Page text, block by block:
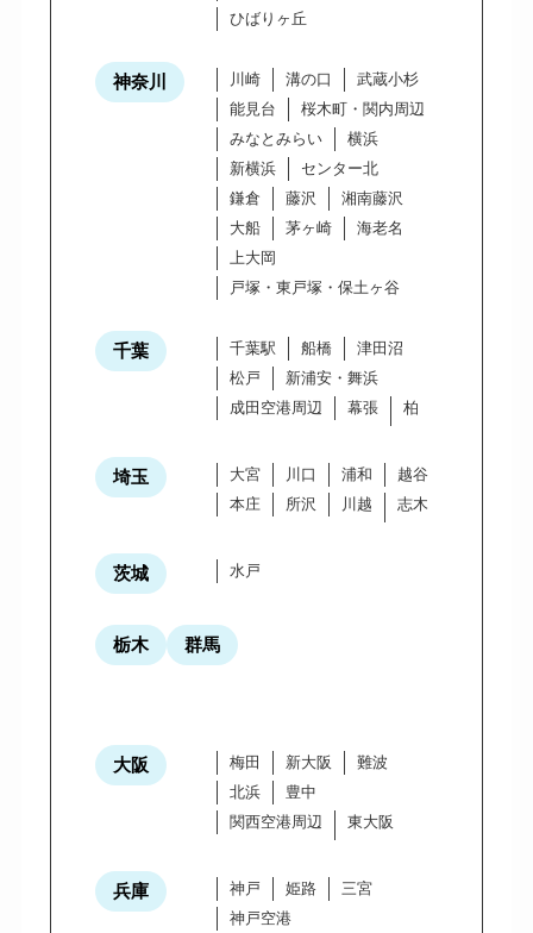
ひばりヶ丘
神奈川 川崎 溝の口
武蔵小杉
能見台
桜木町・関内周辺
みなとみらい
横浜
新横浜
センター北
鎌倉
藤沢
湘南藤沢
大船
茅ヶ崎
海老名
上大岡
戸塚・東戸塚・保土ヶ谷
千葉 千葉駅 船橋
津田沼
松戸
新浦安・舞浜
成田空港周辺
幕張 柏
埼玉 大宮 川口 浦和
越谷
本庄
所沢 川越 志木
茨城 水戸
栃木 群馬
大阪 梅田 新大阪
難波
北浜
豊中
関西空港周辺
東大阪
兵庫 神戸 姫路
三宮
神戸空港